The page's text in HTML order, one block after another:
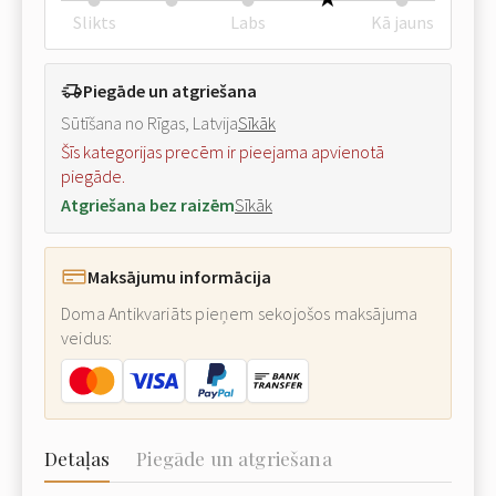
Slikts Labs Kā jauns
Piegāde un atgriešana
Sūtīšana no Rīgas, LatvijaSīkāk
Šīs kategorijas precēm ir pieejama apvienotā
piegāde.
Atgriešana bez raizēmSīkāk
Maksājumu informācija
Doma Antikvariāts pieņem sekojošos maksājuma
veidus:
Detaļas Piegāde un atgriešana